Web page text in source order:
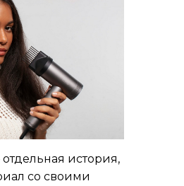
история,
со своими